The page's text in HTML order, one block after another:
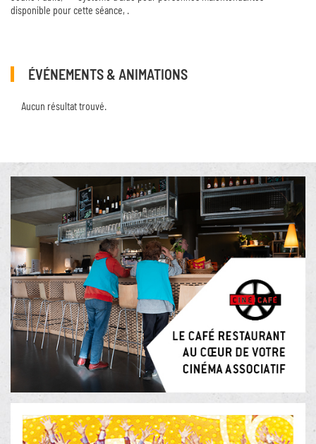
disponible pour cette séance, .
ÉVÉNEMENTS & ANIMATIONS
Aucun résultat trouvé.